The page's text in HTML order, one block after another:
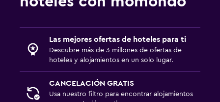
Las mejores ofertas de hoteles para ti
Descubre más de 3 millones de ofertas de
hoteles y alojamientos en un solo lugar.
CANCELACIÓN GRATIS
Usa nuestro filtro para encontrar alojamientos